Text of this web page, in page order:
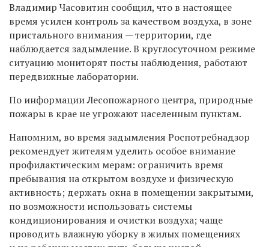
Владимир Часовитин сообщил, что в настоящее
время усилен контроль за качеством воздуха, в зоне
пристального внимания — территории, где
наблюдается задымление. В круглосуточном режиме
ситуацию мониторят посты наблюдения, работают
передвижные лаборатории.
По информации Лесопожарного центра, природные
пожары в крае не угрожают населенным пунктам.
Напомним, во время задымления Роспотребнадзор
рекомендует жителям уделить особое внимание
профилактическим мерам: ограничить время
пребывания на открытом воздухе и физическую
активность; держать окна в помещении закрытыми,
по возможности использовать системы
кондиционирования и очистки воздуха; чаще
проводить влажную уборку в жилых помещениях